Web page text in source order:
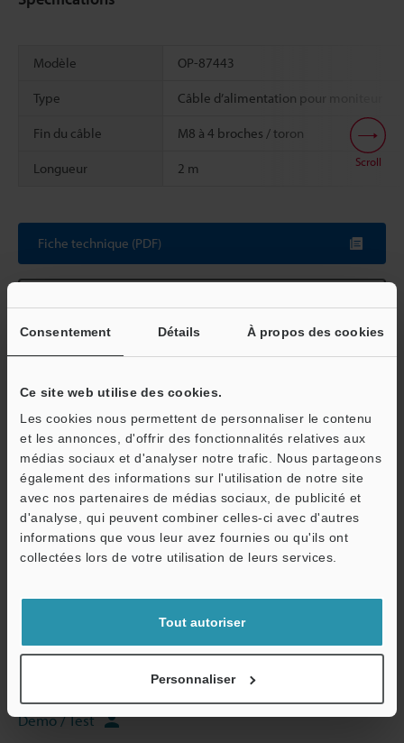
Consentement Détails À propos des cookies
Ce site web utilise des cookies.
Les cookies nous permettent de personnaliser le contenu
et les annonces, d'offrir des fonctionnalités relatives aux
médias sociaux et d'analyser notre trafic. Nous partageons
également des informations sur l'utilisation de notre site
avec nos partenaires de médias sociaux, de publicité et
d'analyse, qui peuvent combiner celles-ci avec d'autres
informations que vous leur avez fournies ou qu'ils ont
collectées lors de votre utilisation de leurs services.
Tout autoriser
Personnaliser
Modèle OP-87443
Type Câble d’alimentation pour moniteur
Fin du câble M8 à 4 broches / toron
Longueur 2 m Scroll
Fiche technique (PDF)
Télécharger le catalogue
Guides techniques
Fiche technique (PDF)
Logiciel
Démo / Test